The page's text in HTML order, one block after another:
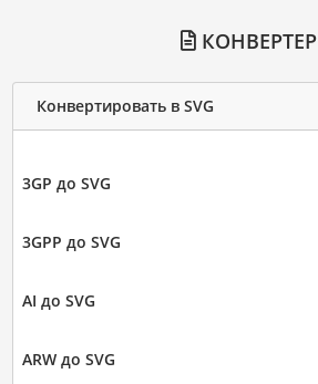
КОНВЕРТЕР
Конвертировать в SVG
3GP до SVG
3GPP до SVG
AI до SVG
ARW до SVG